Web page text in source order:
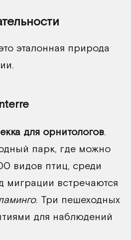
эталонная природа
для орнитологов.
парк, где можно
видов птиц, среди
миграции встречаются
. Три пешеходных
для наблюдений